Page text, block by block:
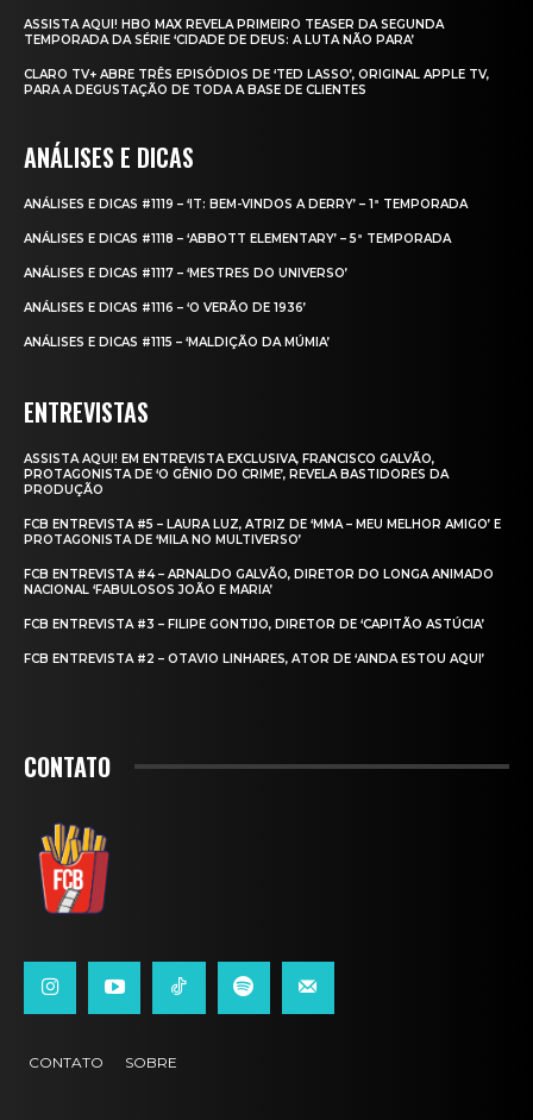
ASSISTA AQUI! HBO MAX REVELA PRIMEIRO TEASER DA SEGUNDA
TEMPORADA DA SÉRIE ‘CIDADE DE DEUS: A LUTA NÃO PARA’
CLARO TV+ ABRE TRÊS EPISÓDIOS DE ‘TED LASSO’, ORIGINAL APPLE TV,
PARA A DEGUSTAÇÃO DE TODA A BASE DE CLIENTES
ANÁLISES E DICAS
ANÁLISES E DICAS #1119 – ‘IT: BEM-VINDOS A DERRY’ – 1ª TEMPORADA
ANÁLISES E DICAS #1118 – ‘ABBOTT ELEMENTARY’ – 5ª TEMPORADA
ANÁLISES E DICAS #1117 – ‘MESTRES DO UNIVERSO’
ANÁLISES E DICAS #1116 – ‘O VERÃO DE 1936’
ANÁLISES E DICAS #1115 – ‘MALDIÇÃO DA MÚMIA’
ENTREVISTAS
ASSISTA AQUI! EM ENTREVISTA EXCLUSIVA, FRANCISCO GALVÃO,
PROTAGONISTA DE ‘O GÊNIO DO CRIME’, REVELA BASTIDORES DA
PRODUÇÃO
FCB ENTREVISTA #5 – LAURA LUZ, ATRIZ DE ‘MMA – MEU MELHOR AMIGO’ E
PROTAGONISTA DE ‘MILA NO MULTIVERSO’
FCB ENTREVISTA #4 – ARNALDO GALVÃO, DIRETOR DO LONGA ANIMADO
NACIONAL ‘FABULOSOS JOÃO E MARIA’
FCB ENTREVISTA #3 – FILIPE GONTIJO, DIRETOR DE ‘CAPITÃO ASTÚCIA’
FCB ENTREVISTA #2 – OTAVIO LINHARES, ATOR DE ‘AINDA ESTOU AQUI’
CONTATO
CONTATO SOBRE